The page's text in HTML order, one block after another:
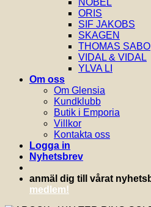
NOBEL
ORIS
SIF JAKOBS
SKAGEN
THOMAS SABO
VIDAL & VIDAL
YLVA LI
Om oss
Om Glensia
Kundklubb
Butik i Emporia
Villkor
Kontakta oss
Logga in
Nyhetsbrev
anmäl dig till vårat
medlem!